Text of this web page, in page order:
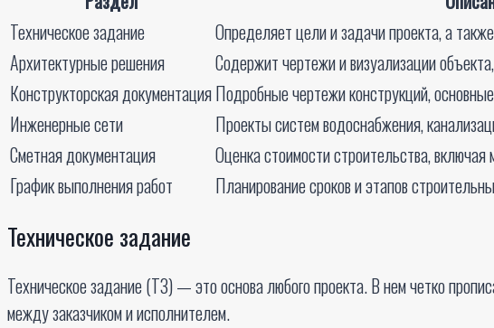
Техническое задание
Определяет цели и задачи проекта, а
Архитектурные решения
Содержит чертежи и визуализации
Конструкторская документацияПодробные чертежи конструкций,
Инженерные сети
Проекты систем водоснабжения,
Сметная документация
Оценка стоимости строительства,
График выполнения работ
Планирование сроков и этапов
Техническое задание
Техническое задание (ТЗ) — это основа любого проекта. В нем четко
между заказчиком и исполнителем.